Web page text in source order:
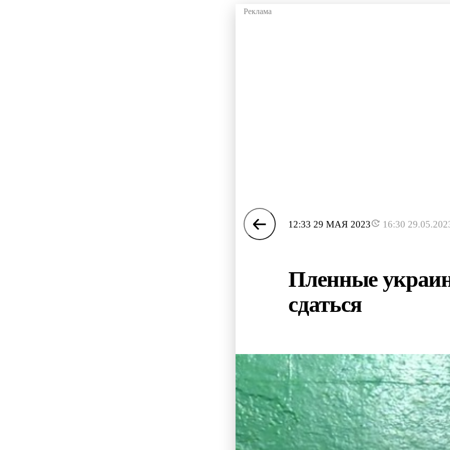
12:33 29 МАЯ 2023 16:30
Пленные
сдаться